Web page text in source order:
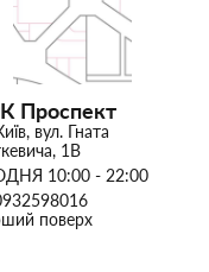
Проспект
вул. Гната
1В
10:00 - 22:00
поверх